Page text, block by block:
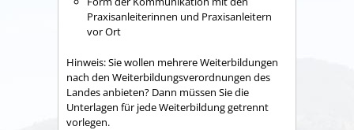
Praxisanleiterinnen und Praxisanleitern
vor Ort
Hinweis: Sie wollen mehrere Weiterbildungen
nach den Weiterbildungsverordnungen des
Landes anbieten? Dann müssen Sie die
Unterlagen für jede Weiterbildung getrennt
vorlegen.